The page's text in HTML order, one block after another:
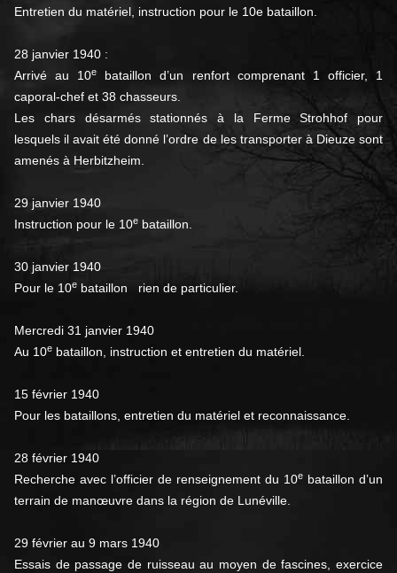
Entretien du matériel, instruction pour le 10e bataillon.
28 janvier 1940 :
Arrivé au 10e
bataillon d’un renfort comprenant 1 officier, 1
caporal-chef et 38 chasseurs.
Les chars désarmés stationnés à la Ferme Strohhof pour
lesquels il avait été donné l’ordre de les transporter à Dieuze sont
amenés à Herbitzheim.
29 janvier 1940
Instruction pour le 10e bataillon.
30 janvier 1940
Pour le 10e bataillon rien de particulier.
Mercredi 31 janvier 1940
Au 10e bataillon, instruction et entretien du matériel.
15 février 1940
Pour les bataillons, entretien du matériel et reconnaissance.
28 février 1940
Recherche avec l’officier de renseignement du 10e bataillon d’un
terrain de manœuvre dans la région de Lunéville.
29 février au 9 mars 1940
Essais de passage de ruisseau au moyen de fascines, exercice